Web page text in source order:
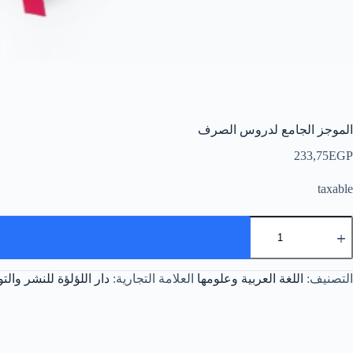
الموجز الجامع لدروس الصرف
233,75EGP
taxable
كمية
الموجز
الصرف
التصنيف: اللغة العربية وعلومها العلامة التجارية: دار اللؤلؤة للنشر